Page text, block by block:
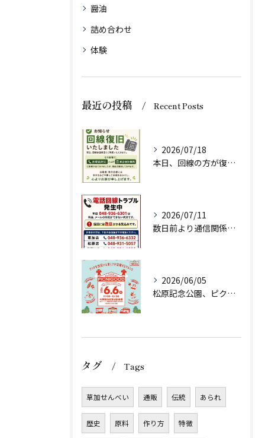
醤油
詰め合わせ
体験
最近の投稿 Recent Posts
2026/07/18
本日、回線の方が復旧いたしましたのでお知らせいたします。
2026/07/11
数日前より通信関係の調子が悪く、ネット注文、メールでのお問い...
2026/06/05
松原記念公園、ピクニグッド様に初出店させていただきます！
タグ Tags
草加せんべい 通販 伝統 あられ
歴史 原料 作り方 特徴